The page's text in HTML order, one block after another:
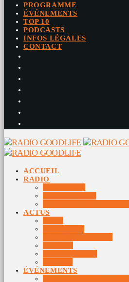
PROGRAMME
ÉVÉNEMENTS
TOP 10
PODCASTS
INFOS LÉGALES
CONTACT
ACCUEIL
RADIO
ACTUS
ÉVÉNEMENTS